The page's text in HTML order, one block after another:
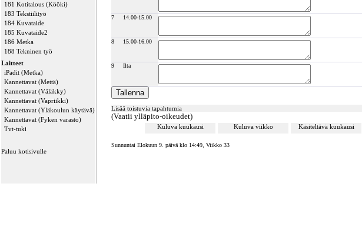
181 Kotitalous (Kööki)
183 Tekstiilityö
184 Kuvataide
185 Kuvataide2
186 Metka
188 Tekninen työ
Laitteet
iPadit (Metka)
Kannettavat (Mettä)
Kannettavat (Väläkky)
Kannettavat (Vapriikki)
Kannettavat (Yläkoulun käytävä)
Kannettavat (Fyken varasto)
Tvt-tuki
Paluu kotisivulle
7 14.00-15.00
8 15.00-16.00
9 Ilta
Lisää toistuvia tapahtumia
(Vaatii ylläpito-oikeudet)
Kuluva kuukausi Kuluva viikko Käsiteltävä kuukausi
Sunnuntai Elokuun 9. päivä klo 14:49, Viikko 33